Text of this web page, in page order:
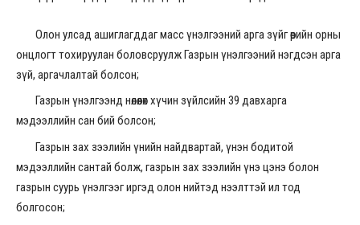
Олон улсад ашиглагддаг масс үнэлгээний арга зүйг өөрийн орны
онцлогт тохируулан боловсруулж Газрын үнэлгээний нэгдсэн арга
зүй, аргачлалтай болсон;
Газрын үнэлгээнд нөлөөлөх хүчин зүйлсийн 39 давхарга
мэдээллийн сан бий болсон;
Газрын зах зээлийн үнийн найдвартай, үнэн бодитой
мэдээллийн сантай болж, газрын зах зээлийн үнэ цэнэ болон
газрын суурь үнэлгээг иргэд олон нийтэд нээлттэй ил тод
болгосон;